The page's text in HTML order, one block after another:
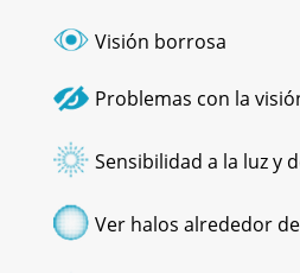
Visión borrosa
Problemas con la
Sensibilidad a la luz y
Ver halos alrededor